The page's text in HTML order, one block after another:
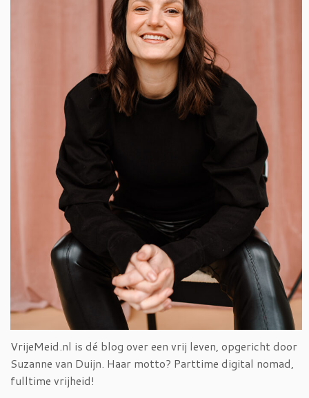
VrijeMeid.nl is dé blog over een vrij leven, opgericht door
Suzanne van Duijn. Haar motto? Parttime digital nomad,
fulltime vrijheid!